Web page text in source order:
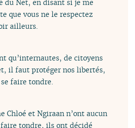
du Net, en disant si je me
que vous ne le respectez
ailleurs.
qu’internautes, de citoyens
il faut protéger nos libertés,
faire tondre.
Chloé et Ngiraan n’ont aucun
tondre, ils ont décidé